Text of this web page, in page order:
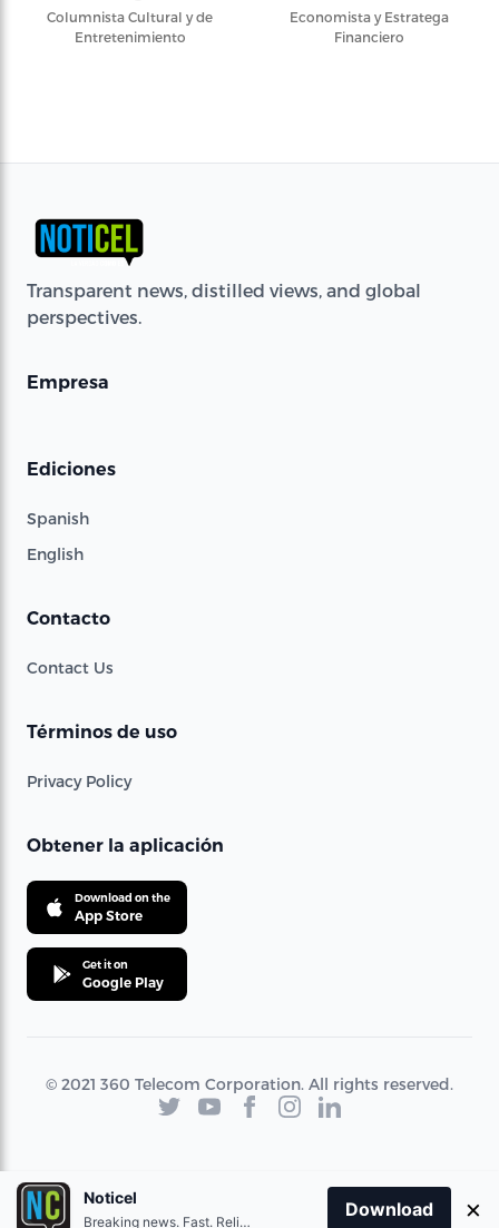
Columnista Cultural y de
Entretenimiento
Economista y Estratega
Financiero
Transparent news, distilled views, and global
perspectives.
Empresa
Ediciones
Spanish
English
Contacto
Contact Us
Términos de uso
Privacy Policy
Obtener la aplicación
Download on the
App Store
Get it on
Google Play
© 2021 360 Telecom Corporation. All rights reserved.
Noticel
Breaking news. Fast. Reliable.
Download ×